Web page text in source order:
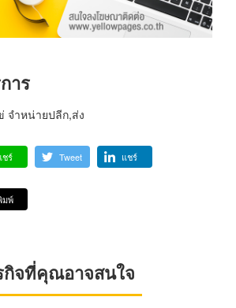
าร
จำหน่ายปลีก,ส่ง
ชร์ Tweet แชร์
มพ์
กิจที่คุณอาจสนใจ